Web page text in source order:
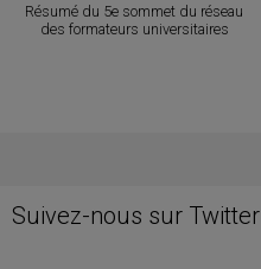
Résumé du 5e sommet du réseau
des formateurs universitaires
Suivez-nous sur Twitter